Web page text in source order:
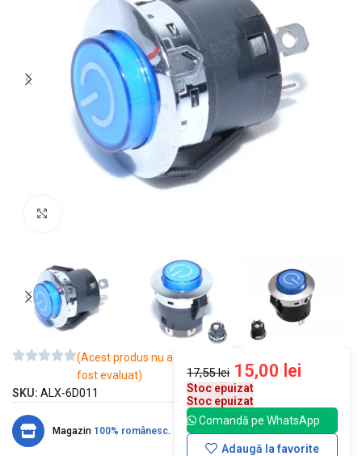
(Acest produs nu a
fost evaluat)
SKU: ALX-6D011
Magazin 100% românesc.
17,55lei 15,00 lei
Stoc epuizat
Stoc epuizat
Comandă pe WhatsApp
Adaugă la favorite